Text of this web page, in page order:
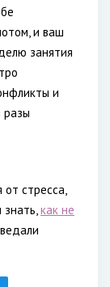
и ваш
занятия
и
разы
стресса,
знать,как не